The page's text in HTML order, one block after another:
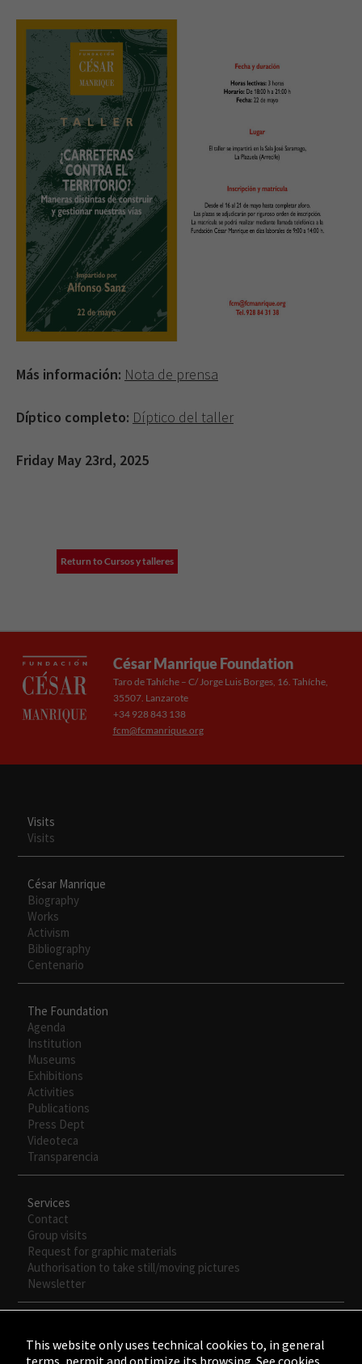
Más información: Nota de prensa
Díptico completo: Díptico del taller
Friday May 23rd, 2025
Return to Cursos y talleres
César Manrique Foundation
Taro de Tahíche – C/ Jorge Luis Borges, 16. Tahíche,
35507. Lanzarote
+34 928 843 138
fcm@fcmanrique.org
Visits
Visits
César Manrique
Biography
Works
Activism
Bibliography
Centenario
The Foundation
Agenda
Institution
Museums
Exhibitions
Activities
Publications
Press Dept
Videoteca
Transparencia
Services
Contact
Group visits
Request for graphic materials
Authorisation to take still/moving pictures
Newsletter
This website only uses technical cookies to, in general
terms, permit and optimize its browsing. See cookies